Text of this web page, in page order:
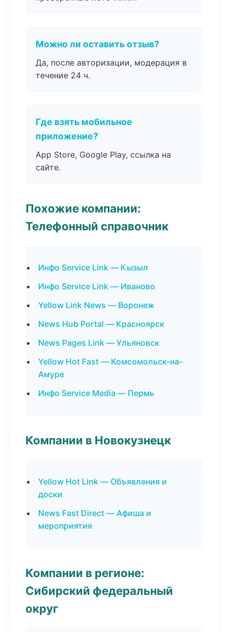
Можно ли оставить отзыв?
Да, после авторизации, модерация в
течение 24 ч.
Где взять мобильное
приложение?
App Store, Google Play, ссылка на
сайте.
Похожие компании:
Телефонный справочник
Инфо Service Link — Кызыл
Инфо Service Link — Иваново
Yellow Link News — Воронеж
News Hub Portal — Красноярск
News Pages Link — Ульяновск
Yellow Hot Fast — Комсомольск-на-
Амуре
Инфо Service Media — Пермь
Компании в Новокузнецк
Yellow Hot Link — Объявления и
доски
News Fast Direct — Афиша и
мероприятия
Компании в регионе:
Сибирский федеральный
округ